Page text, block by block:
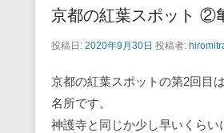
京都の紅葉スポット ②
投稿日: 2020年9月30日 投稿者:
京都の紅葉スポットの第2回目
名所です。
神護寺と同じか少し早いくらい